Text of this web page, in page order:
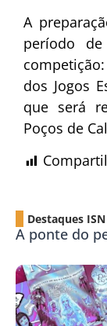
A
período
dos Jogos
que será
Poços de
Destaques ISN
A ponte do